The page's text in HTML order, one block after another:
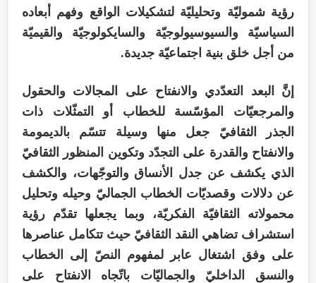
رؤية شموليّة وتحليليّة لتشكيلات الواقع وفهم أبعاده
السياسيّة والسيوسيولوجيّة والسايكولوجيّة والقيميّة
من أجل خلق بنية اجتماعيّة جديدة.
إنَّ البعد التعدّدي والانفتاح على المجالات والحقول
والمرجعيّات المؤسّسة للخطاب أو التمثّلات ذات
الجذر الثقافيّ جعل منها وسيلة تتسّم بالديمومة
والانفتاح والقدرة على التجدّد وتكوين المنظور الثقافيّ
الذي يكشف عن جدل الأنساق والتوجّهات، والكشف
عن دلالات وقصديّات الخطاب الجماليّ وحيله وتحليل
محمولاته الثقافيّة الفكريّة، وبما يجعلها تقدّم رؤية
استشراف تضاهي النقد الثقافيّ حيث تتكامل عناصرها
على وفق اشتغال عابر لمفهوم النصّ إلى الخطاب
والنسق الداخليّ والجماليّات باتّجاه الانفتاح على